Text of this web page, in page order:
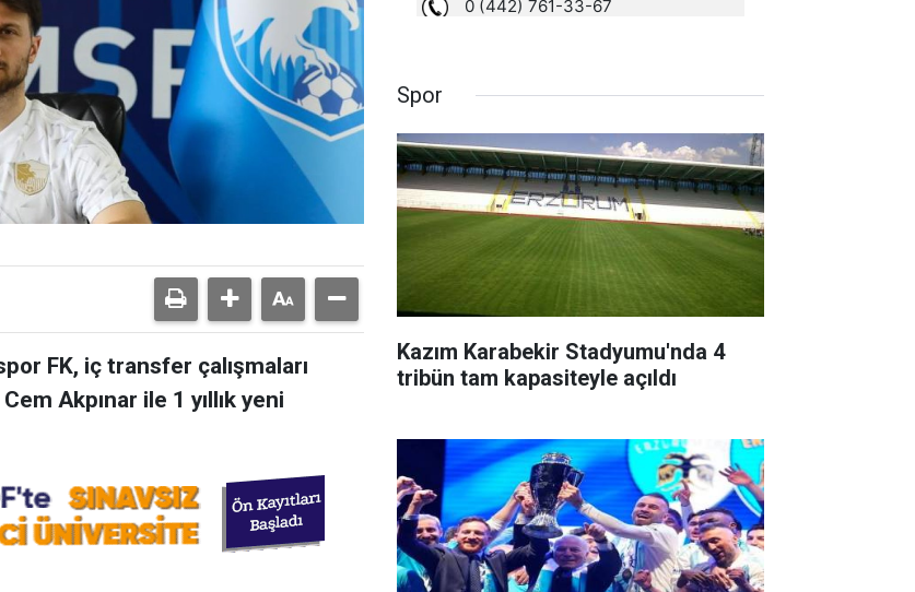
FK, iç transfer çalışmaları
Akpınar ile 1 yıllık yeni
Spor
Kazım Karabekir Stadyumu'nda 4
tribün tam kapasiteyle açıldı